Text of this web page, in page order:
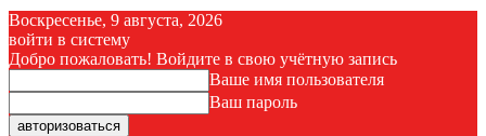
Воскресенье, 9 августа, 2026
войти в систему
Добро пожаловать! Войдите в свою учётную запись
Ваше имя пользователя
Ваш пароль